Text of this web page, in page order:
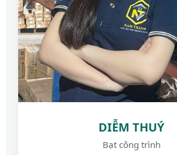
DIỄM THUÝ
Bạt công trình